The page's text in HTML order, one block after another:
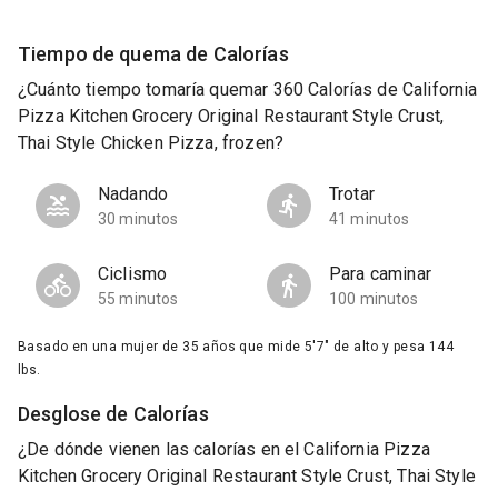
Tiempo de quema de Calorías
¿Cuánto tiempo tomaría quemar 360 Calorías de California
Pizza Kitchen Grocery Original Restaurant Style Crust,
Thai Style Chicken Pizza, frozen?
Nadando
30 minutos
Trotar
41 minutos
Ciclismo
55 minutos
Para caminar
100 minutos
Basado en una mujer de 35 años que mide 5'7" de alto y pesa 144
lbs.
Desglose de Calorías
¿De dónde vienen las calorías en el California Pizza
Kitchen Grocery Original Restaurant Style Crust, Thai Style